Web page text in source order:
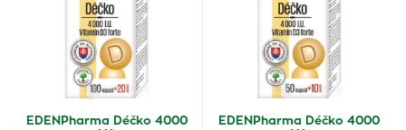
EDENPharma Déčko 4000
EDENPharma Déčko 4000